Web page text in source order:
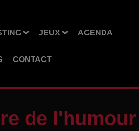
JEUX AGENDA
CONTACT
de l'humour